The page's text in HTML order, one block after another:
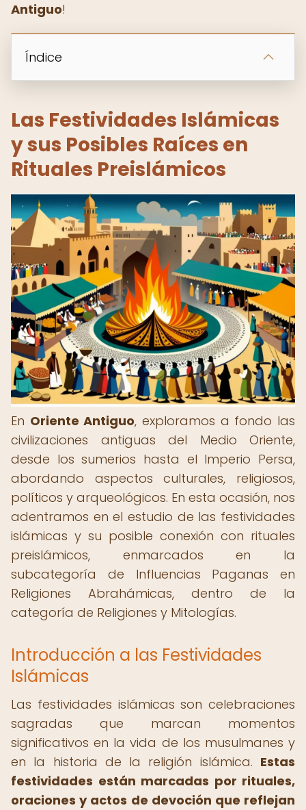
Antiguo!
Índice
Las Festividades Islámicas
y sus Posibles Raíces en
Rituales Preislámicos
En Oriente Antiguo, exploramos a fondo las
civilizaciones antiguas del Medio Oriente,
desde los sumerios hasta el Imperio Persa,
abordando aspectos culturales, religiosos,
políticos y arqueológicos. En esta ocasión, nos
adentramos en el estudio de las festividades
islámicas y su posible conexión con rituales
preislámicos, enmarcados en la
subcategoría de Influencias Paganas en
Religiones Abrahámicas, dentro de la
categoría de Religiones y Mitologías.
Introducción a las Festividades
Islámicas
Las festividades islámicas son celebraciones
sagradas que marcan momentos
significativos en la vida de los musulmanes y
en la historia de la religión islámica. Estas
festividades están marcadas por rituales,
oraciones y actos de devoción que reflejan